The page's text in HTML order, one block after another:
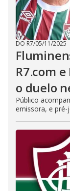
DO R7/05/11/2025
R7.com
o duelo
Público
emissora, e